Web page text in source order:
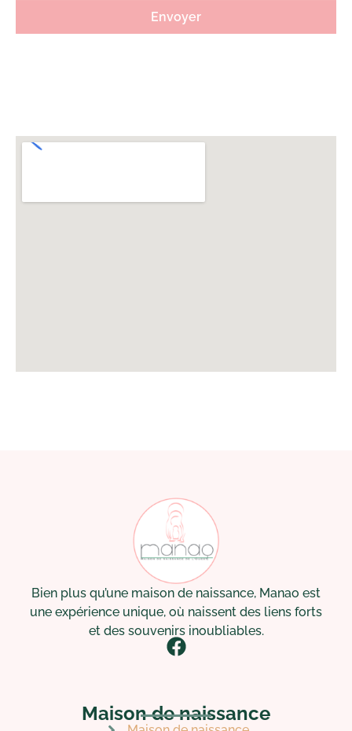
Envoyer
Bien plus qu’une maison de naissance, Manao est
une expérience unique, où naissent des liens forts
et des souvenirs inoubliables.
Maison de naissance